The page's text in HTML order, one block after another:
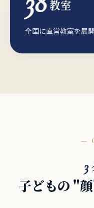
教室
全国に直営教室を展開
3
子どもの "